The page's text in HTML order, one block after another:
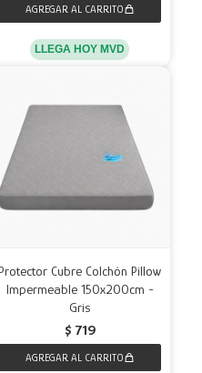
LLEGA HOY MVD
Cubre Colchón Pillow
Impermeable 150x200cm -
Gris
$ 719